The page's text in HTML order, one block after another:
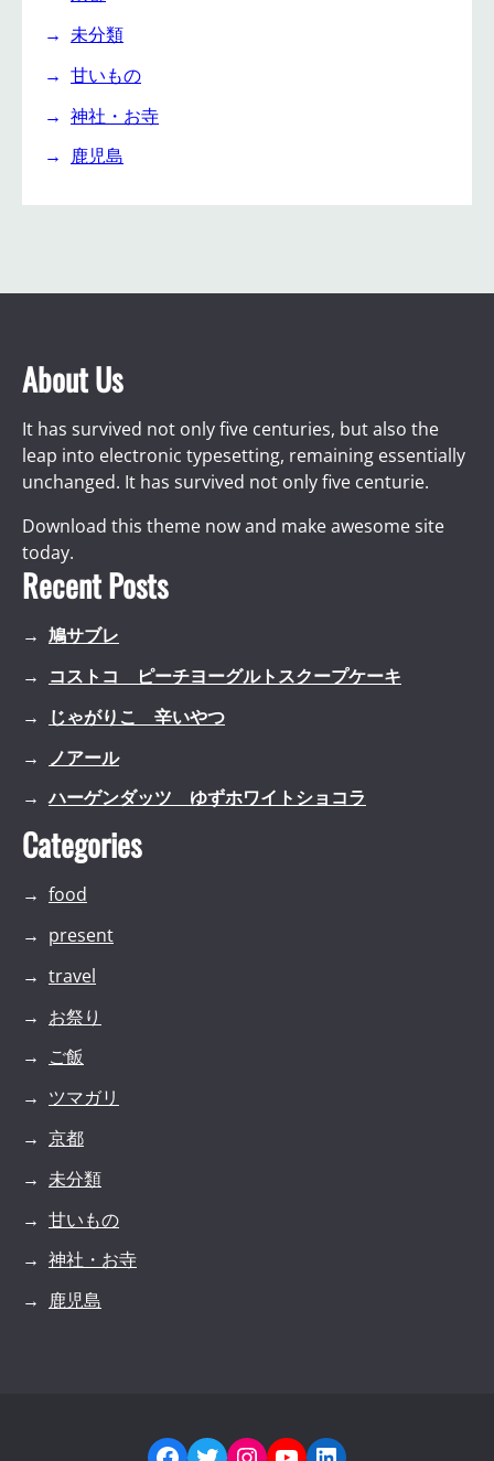
未分類
甘いもの
神社・お寺
鹿児島
About Us
It has survived not only five centuries, but also the
leap into electronic typesetting, remaining essentially
unchanged. It has survived not only five centurie.
Download this theme now and make awesome site
today.
Recent Posts
鳩サブレ
コストコ ピーチヨーグルトスクープケーキ
じゃがりこ 辛いやつ
ノアール
ハーゲンダッツ ゆずホワイトショコラ
Categories
food
present
travel
お祭り
ご飯
ツマガリ
京都
未分類
甘いもの
神社・お寺
鹿児島